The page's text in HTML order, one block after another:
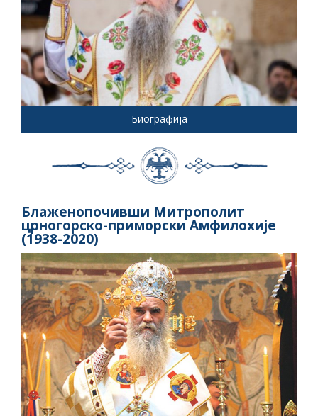
Биографија
Блаженопочивши Митрополит
црногорско-приморски Амфилохије
(1938-2020)